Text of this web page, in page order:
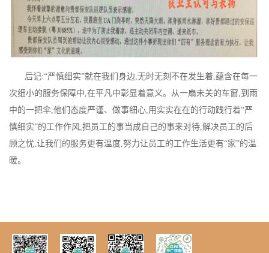
后记:“严慎细实”就在我们身边,无时无刻不在发生着,蕴含在每一
次细小的服务保障中,在平凡中彰显着意义。从一扇未关的车窗,到雨
中的一把伞,他们态度严谨、做事细心,用实实在在的行动践行着“严
慎细实”的工作作风,把员工的事当成自己的事来对待,解决员工的后
顾之忧,让我们的服务更有温度,努力让员工的工作生活更有“家”的温
暖。